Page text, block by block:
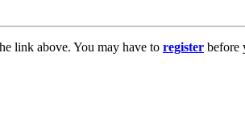
link above. You may have to register before